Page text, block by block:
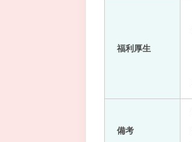
福利厚生
備考